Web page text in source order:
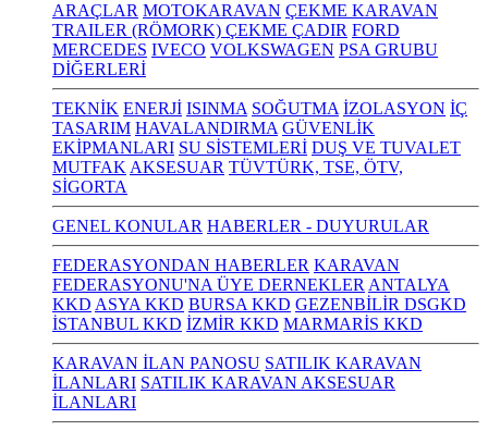
ARAÇLAR MOTOKARAVAN ÇEKME KARAVAN
TRAILER (RÖMORK) ÇEKME ÇADIR FORD
MERCEDES IVECO VOLKSWAGEN PSA GRUBU
DİĞERLERİ
TEKNİK ENERJİ ISINMA SOĞUTMA İZOLASYON İÇ
TASARIM HAVALANDIRMA GÜVENLİK
EKİPMANLARI SU SİSTEMLERİ DUŞ VE TUVALET
MUTFAK AKSESUAR TÜVTÜRK, TSE, ÖTV,
SİGORTA
GENEL KONULAR HABERLER - DUYURULAR
FEDERASYONDAN HABERLER KARAVAN
FEDERASYONU'NA ÜYE DERNEKLER ANTALYA
KKD ASYA KKD BURSA KKD GEZENBİLİR DSGKD
İSTANBUL KKD İZMİR KKD MARMARİS KKD
KARAVAN İLAN PANOSU SATILIK KARAVAN
İLANLARI SATILIK KARAVAN AKSESUAR
İLANLARI